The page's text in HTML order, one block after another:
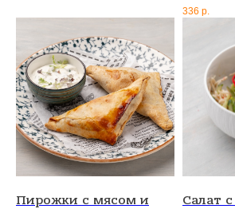
336 р.
Пирожки с мясом и
Салат